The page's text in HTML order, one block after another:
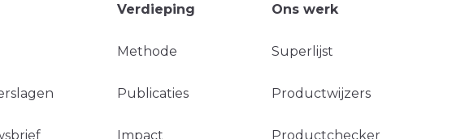
Verdieping
Methode
Publicaties
Impact
Ons werk
Superlijst
Productwijzers
Productchecker